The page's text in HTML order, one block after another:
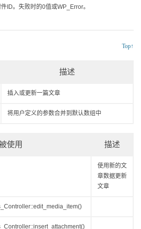
ID。失败时的0值或WP_Error。
Top↑
描述
插入或更新一篇文章
将用户定义的参数合并到默认数组中
使用 描述
使用新的文
章数据更新
文章